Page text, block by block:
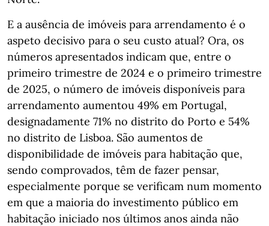
E a ausência de imóveis para arrendamento é o
aspeto decisivo para o seu custo atual? Ora, os
números apresentados indicam que, entre o
primeiro trimestre de 2024 e o primeiro trimestre
de 2025, o número de imóveis disponíveis para
arrendamento aumentou 49% em Portugal,
designadamente 71% no distrito do Porto e 54%
no distrito de Lisboa. São aumentos de
disponibilidade de imóveis para habitação que,
sendo comprovados, têm de fazer pensar,
especialmente porque se verificam num momento
em que a maioria do investimento público em
habitação iniciado nos últimos anos ainda não